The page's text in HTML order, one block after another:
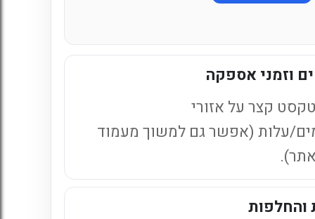
וזמני אספקה
קצר על אזורי
עלות (אפשר גם למשוך מעמוד
והחלפות